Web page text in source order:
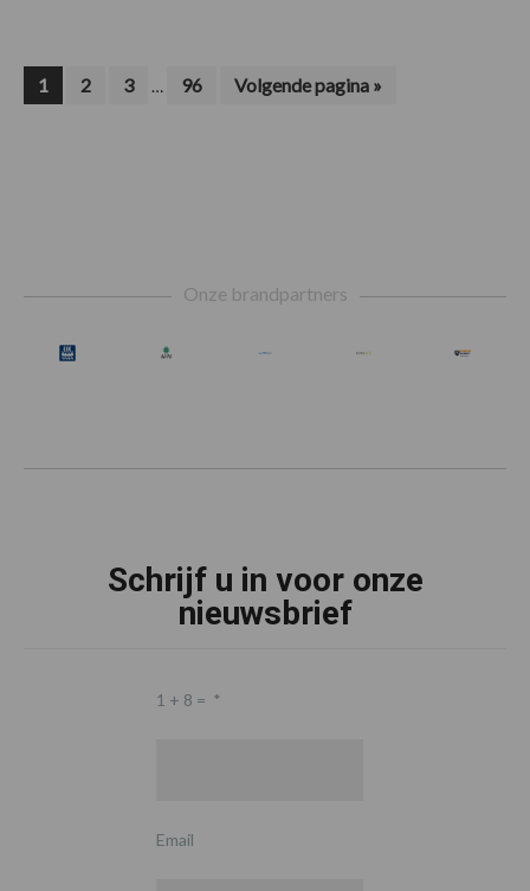
Pagina
1 Pagina
2 Pagina
3
Interim
… Pagina
96
Ga
naar
Volgende pagina »
Onze brandpartners
Schrijf u in voor onze
nieuwsbrief
1 + 8 = *
Email